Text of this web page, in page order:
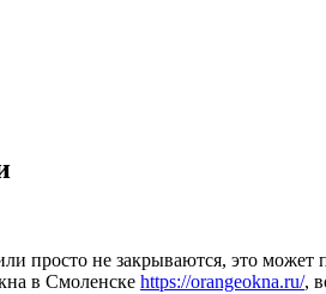
просто не закрываются, это может
в Смоленске https://orangeokna.ru/,